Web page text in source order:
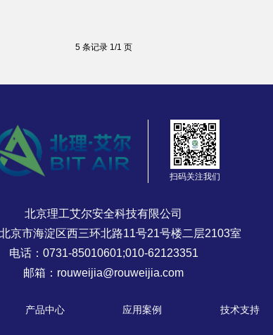
5 条记录 1/1 页
扫码关注我们
北京理工艾尔安全科技有限公司
京市海淀区西三环北路11号21号楼二层2103室
电话：0731-85010601;010-62123351
邮箱：rouweijia@rouweijia.com
产品中心 应用案例 技术支持